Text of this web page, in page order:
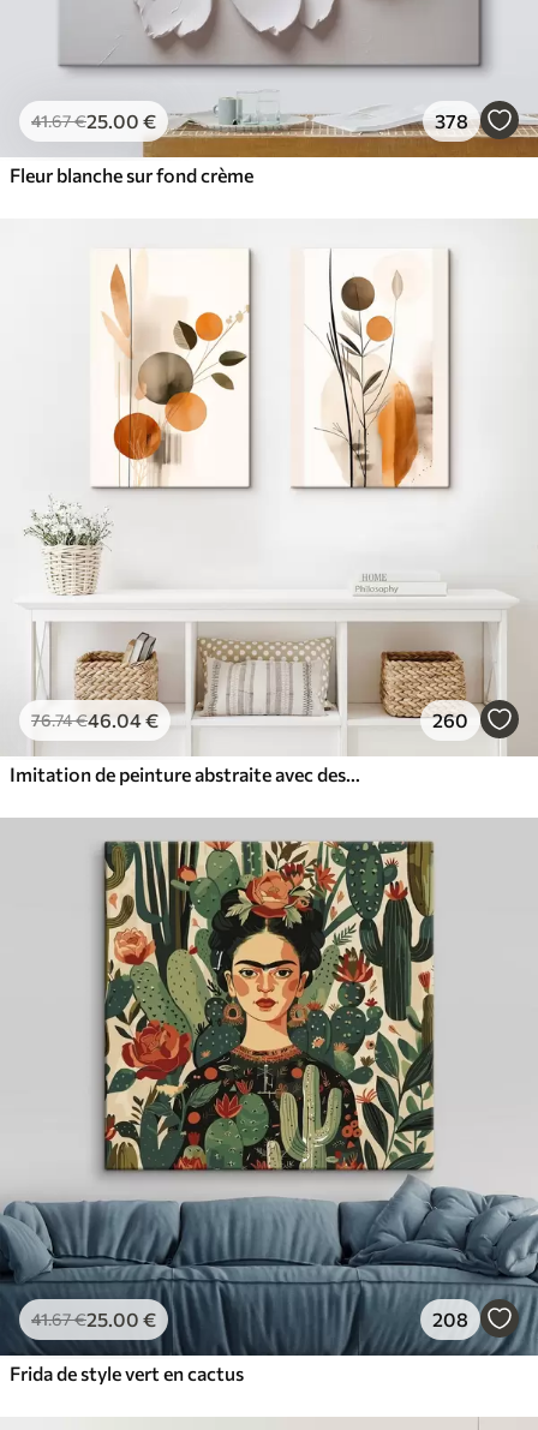
41.67€25.00 € 378
Fleur blanche sur fond crème
76.74€46.04€ 260
Imitation de peinture abstraite avec des cercles orange et gris, des feuilles et des branches, style moderne, effet aquarelle
41.67€25.00 € 208
Frida de style vert en cactus